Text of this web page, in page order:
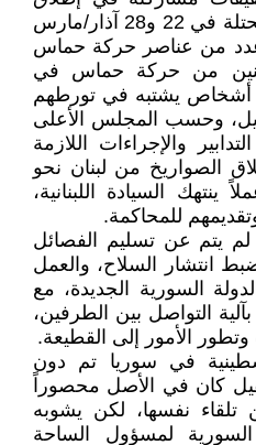
الصواريخ باتجاه الأراضي المحتلة في 22 و28 آذار/مارس
عدد من عناصر حركة حماس
من حركة حماس في
أشخاص يشتبه في تورطهم
وحسب المجلس الأعلى
والإجراءات اللازمة
الصواريخ من لبنان نحو
ينتهك السيادة اللبنانية،
للمحاكمة.
يتم عن تسليم الفصائل
انتشار السلاح، والعمل
السورية الجديدة، مع
التواصل بين الطرفين،
وتطور الأمور إلى القطيعة.
في سوريا تم دون
كان في الأصل محصوراً
نفسها، لكن يشوبه
السورية لمسؤول الساحة